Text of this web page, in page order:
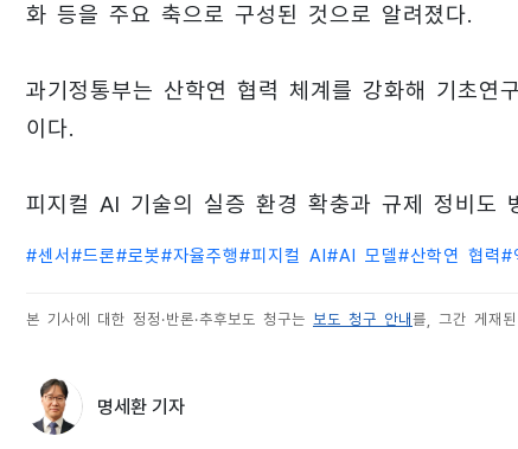
화 등을 주요 축으로 구성된 것으로 알려졌다.
과기정통부는 산학연 협력 체계를 강화해 기초연
이다.
피지컬 AI 기술의 실증 환경 확충과 규제 정비도
#센서 #드론#로봇#자율주행#피지컬 AI #AI 모델#산학연 협력#
본 기사에 대한 정정·반론·추후보도 청구는 보도 청구 안내 를, 그간 게재
명세환 기자